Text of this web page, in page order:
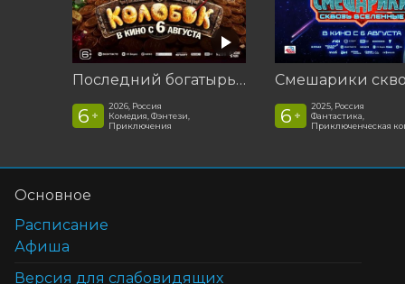
Последний богатырь. Колобок
6 +
2026, Россия
Комедия, Фэнтези,
Приключения
6 +
2025, Россия
Фантастика,
Приключенческая
Основное
Расписание
Афиша
Версия для слабовидящих